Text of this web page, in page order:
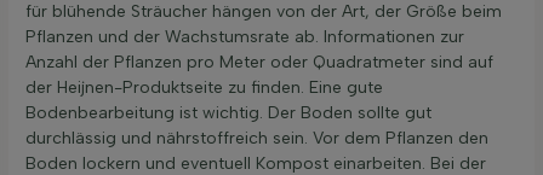
für blühende Sträucher hängen von der Art, der Größe beim
Pflanzen und der Wachstumsrate ab. Informationen zur
Anzahl der Pflanzen pro Meter oder Quadratmeter sind auf
der Heijnen-Produktseite zu finden. Eine gute
Bodenbearbeitung ist wichtig. Der Boden sollte gut
durchlässig und nährstoffreich sein. Vor dem Pflanzen den
Boden lockern und eventuell Kompost einarbeiten. Bei der